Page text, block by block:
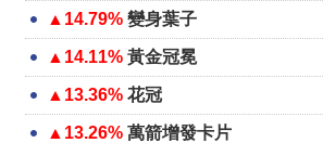
▲14.79% 變身葉子
▲14.11% 黃金冠冕
▲13.36% 花冠
▲13.26% 萬箭增發卡片